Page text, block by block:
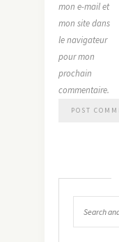
mon e-mail et
mon site dans
le navigateur
pour mon
prochain
commentaire.